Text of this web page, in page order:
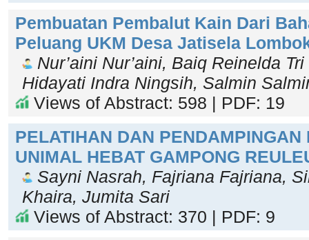
Pembuatan Pembalut Kain Dari
Peluang UKM Desa Jatisela
Nur’aini Nur’aini, Baiq Reinelda
Hidayati Indra Ningsih, Salmin
Views of Abstract: 598 | PDF: 19
PELATIHAN DAN PENDAMPINGAN
UNIMAL HEBAT GAMPONG
Sayni Nasrah, Fajriana Fajriana,
Khaira, Jumita Sari
Views of Abstract: 370 | PDF: 9